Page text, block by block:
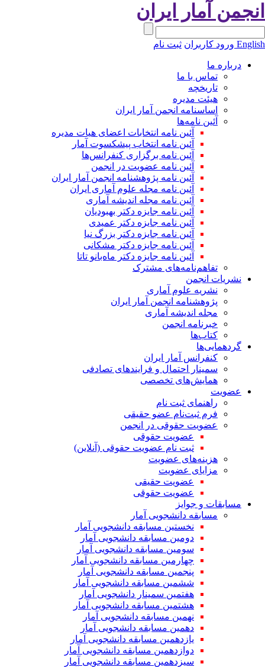
آمار ایران
ورود کاربران ثبت نام
درباره ما
تماس با ما
تاریخچه
هیئت مدیره
اساسنامه انجمن آمار ایران
آئین نامه‌ها
آئین نامه انتخابات اعضای هیات مدیره
آئین نامه انتخاب پیشکسوت آمار
آئین نامه برگزاری کنفرانس‌ها
آئین نامه عضویت در انجمن
آئین نامه پژوهشنامه انجمن آمار ایران
آئین نامه مجله علوم آماری ایران
آئین نامه مجله اندیشه آماری
آئین‌ نامه جایزه دکتر بهبودیان
آئین نامه جایزه دکتر عمیدی
آئین نامه جایزه دکتر بزرگ نیا
آئین نامه جایزه دکتر مشکانی
آئین نامه جایزه دکتر ماه‌بانو تاتا
تفاهم‌نامه‌های مشترک
نشریات انجمن
نشریه علوم آماری
پژوهشنامه انجمن آمار ایران
مجله اندیشه آماری
خبرنامه انجمن
کتاب‌ها
گردهمایی‌ها
کنفرانس آمار ایران
سمینار احتمال و فرایندهای تصادفی
همایش‌های تخصصی
عضویت
راهنمای ثبت نام
فرم ثبت‌نام عضو حقیقی
عضویت حقوقی در انجمن
عضویت حقوقی
ثبت نام عضویت حقوقی (آنلاین)
هزینه‌های عضویت
مزایای عضویت
عضویت حقیقی
عضویت حقوقی
مسابقات و جوایز
مسابقه دانشجویی آمار
نخستین مسابقه دانشجویی آمار
دومین مسابقه دانشجویی آمار
سومین مسابقه دانشجویی آمار
چهارمین مسابقه دانشجویی آمار
پنجمین مسابقه دانشجویی آمار
ششمین مسابقه دانشجویی آمار
هفتمین سمینار دانشجویی آمار
هشتمین مسابقه دانشجویی آمار
نهمین مسابقه دانشجویی آمار
دهمین مسابقه دانشجویی آمار
یازدهمین مسابقه دانشجویی آمار
دوازدهمین مسابقه دانشجویی آمار
سیزدهمین مسابقه دانشجویی آمار